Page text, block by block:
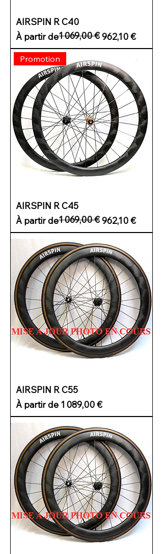
AIRSPIN R C40
À partir de
Prix original1 069,00 €962,10 €
Prix promotionnel
Promotion
AIRSPIN R C45
À partir de
Prix original1 069,00 €962,10 €
Prix promotionnel
AIRSPIN R C55
À partir de 1 089,00 €
Prix promotionnel